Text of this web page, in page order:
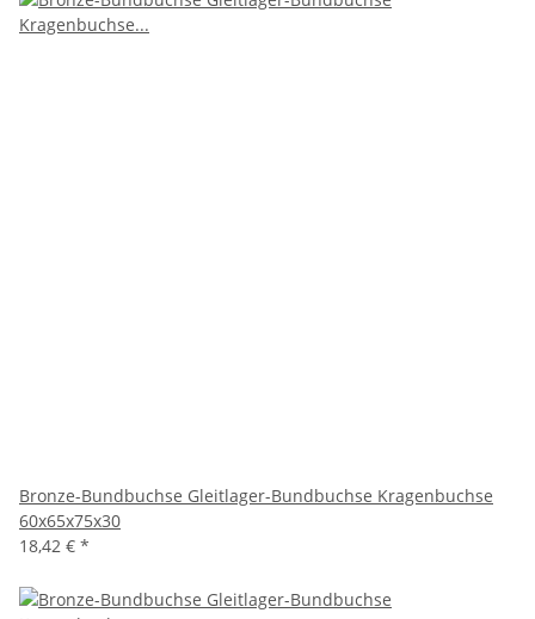
Bronze-Bundbuchse Gleitlager-Bundbuchse Kragenbuchse
60x65x75x30
18,42 € *